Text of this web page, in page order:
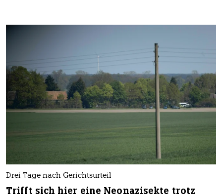
Drei Tage nach Gerichtsurteil
Trifft sich hier eine Neonazisekte trotz